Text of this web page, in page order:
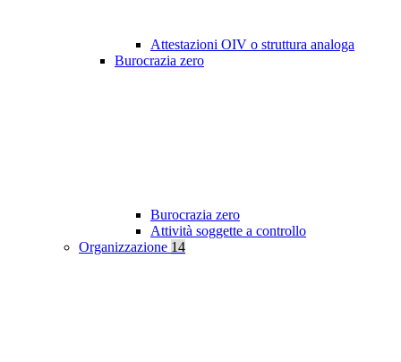
Attestazioni OIV o struttura analoga
Burocrazia zero
Burocrazia zero
Attività soggette a controllo
Organizzazione 14